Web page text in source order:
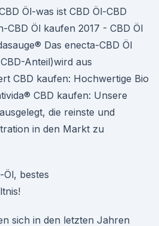
Öl-was ist CBD Öl-CBD
CBD Öl kaufen 2017 - CBD Öl
Das enecta-CBD Öl
Anteil)wird aus
CBD kaufen: Hochwertige Bio
CBD kaufen: Unsere
die reinste und
in den Markt zu
Öl, bestes
sich in den letzten Jahren